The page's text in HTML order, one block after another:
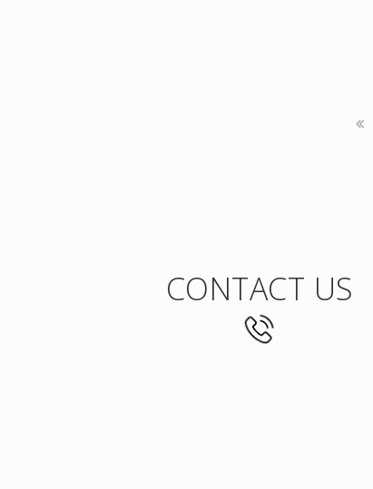
CONTACT US